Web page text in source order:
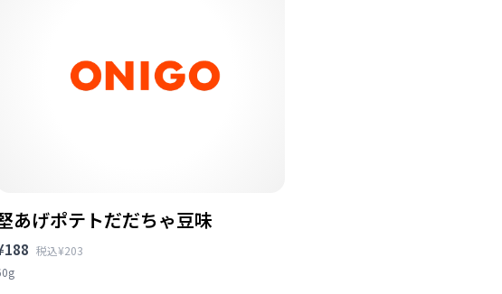
あげポテトだだちゃ豆味
税込¥203